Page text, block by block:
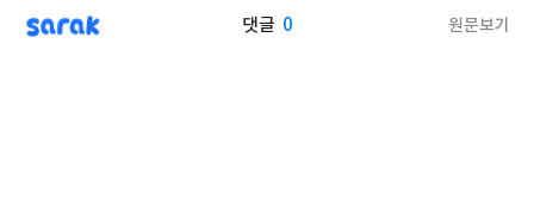
sarak 댓글 0 원문보기